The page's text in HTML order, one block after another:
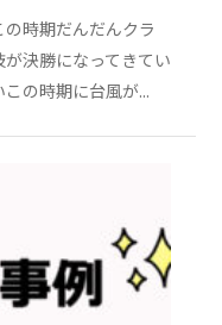
時期だんだんクラ
決勝になってきてい
の時期に台風が...